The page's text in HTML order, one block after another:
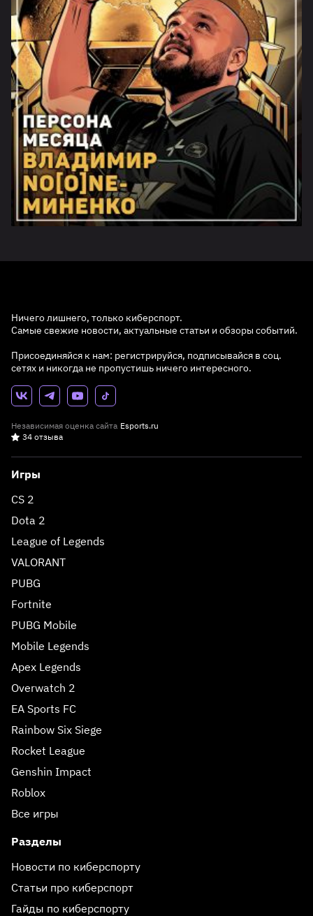
Ничего лишнего, только киберспорт.
Самые свежие новости, актуальные статьи и обзоры событий.
Присоединяйся к нам: регистрируйся, подписывайся в соц.
сетях и никогда не пропустишь ничего интересного.
Независимая оценка сайта Esports.ru
34 отзыва
Игры
CS 2
Dota 2
League of Legends
VALORANT
PUBG
Fortnite
PUBG Mobile
Mobile Legends
Apex Legends
Overwatch 2
EA Sports FC
Rainbow Six Siege
Rocket League
Genshin Impact
Roblox
Все игры
Разделы
Новости по киберспорту
Статьи про киберспорт
Гайды по киберспорту